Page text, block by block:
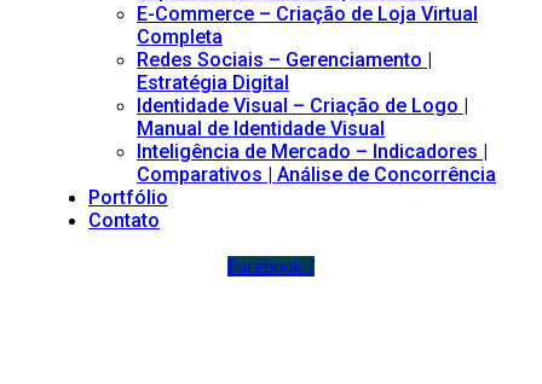
E-Commerce – Criação de Loja Virtual
Completa
Redes Sociais – Gerenciamento |
Estratégia Digital
Identidade Visual – Criação de Logo |
Manual de Identidade Visual
Inteligência de Mercado – Indicadores |
Comparativos | Análise de Concorrência
Portfólio
Contato
Facebook-f